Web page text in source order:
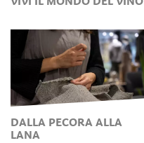
DALLA PECORA ALLA
LANA